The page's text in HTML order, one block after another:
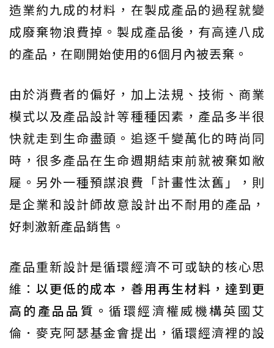
造業約九成的材料，在製成產品的過程就變
成廢棄物浪費掉。製成產品後，有高達八成
的產品，在剛開始使用的6個月內被丟棄。
由於消費者的偏好，加上法規、技術、商業
模式以及產品設計等種種因素，產品多半很
快就走到生命盡頭。追逐千變萬化的時尚同
時，很多產品在生命週期結束前就被棄如敝
屣。另外一種預謀浪費「計畫性汰舊」，則
是企業和設計師故意設計出不耐用的產品，
好刺激新產品銷售。
產品重新設計是循環經濟不可或缺的核心思
維：以更低的成本，善用再生材料，達到更
高的產品品質。循環經濟權威機構英國艾
倫．麥克阿瑟基金會提出，循環經濟裡的設